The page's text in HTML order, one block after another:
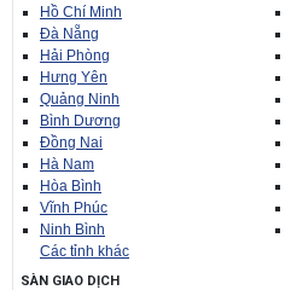
Hồ Chí Minh
Đà Nẵng
Hải Phòng
Hưng Yên
Quảng Ninh
Bình Dương
Đồng Nai
Hà Nam
Hòa Bình
Vĩnh Phúc
Ninh Bình
Các tỉnh khác
SÀN GIAO DỊCH